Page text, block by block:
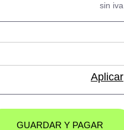
sin iva
Aplicar
GUARDAR Y PAGAR